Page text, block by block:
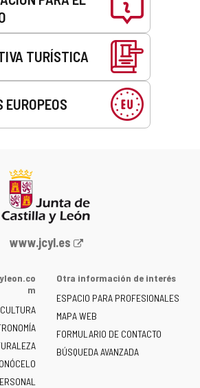
TURÍSTICA
EUROPEOS
Portal
la
de
Castilla
y
León
-
www.jcyl.es
m
Otra información de interés
ESPACIO PARA PROFESIONALES
MAPA WEB
FORMULARIO DE CONTACTO
BÚSQUEDA AVANZADA